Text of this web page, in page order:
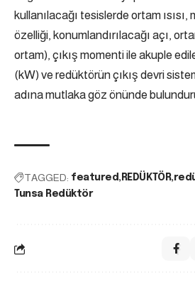
kullanılacağı tesislerde ortam
özelliği, konumlandırılacağı açı,
ortam), çıkış momenti ile akuple
(kW) ve redüktörün çıkış devri
adına mutlaka göz önünde
TAGGED: featured REDÜKTÖR
Tunsa Redüktör